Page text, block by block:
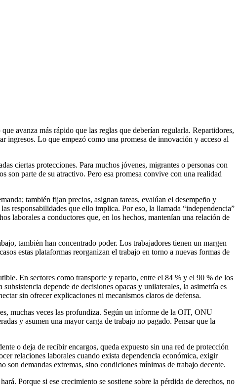
avanza más rápido que las reglas que deberían regularla. Repartidores,
ingresos. Lo que empezó como una promesa de innovación y acceso al
ciertas protecciones. Para muchos jóvenes, migrantes o personas con
son parte de su atractivo. Pero esa promesa convive con una realidad
también fijan precios, asignan tareas, evalúan el desempeño y
responsabilidades que ello implica. Por eso, la llamada “independencia”
laborales a conductores que, en los hechos, mantenían una relación de
también han concentrado poder. Los trabajadores tienen un margen
estas plataformas reorganizan el trabajo en torno a nuevas formas de
En sectores como transporte y reparto, entre el 84 % y el 90 % de los
depende de decisiones opacas y unilaterales, la asimetría es
sin ofrecer explicaciones ni mecanismos claros de defensa.
muchas veces las profundiza. Según un informe de la OIT, ONU
y asumen una mayor carga de trabajo no pagado. Pensar que la
o deja de recibir encargos, queda expuesto sin una red de protección
relaciones laborales cuando exista dependencia económica, exigir
demandas extremas, sino condiciones mínimas de trabajo decente.
Porque si ese crecimiento se sostiene sobre la pérdida de derechos, no